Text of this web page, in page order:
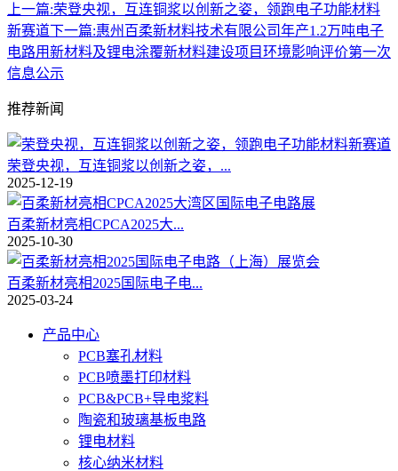
上一篇:荣登央视，互连铜浆以创新之姿，领跑电子功能材料
新赛道下一篇:惠州百柔新材料技术有限公司年产1.2万吨电子
电路用新材料及锂电涂覆新材料建设项目环境影响评价第一次
信息公示
推荐新闻
荣登央视，互连铜浆以创新之姿，...
2025-12-19
百柔新材亮相CPCA2025大...
2025-10-30
百柔新材亮相2025国际电子电...
2025-03-24
产品中心
PCB塞孔材料
PCB喷墨打印材料
PCB&PCB+导电浆料
陶瓷和玻璃基板电路
锂电材料
核心纳米材料